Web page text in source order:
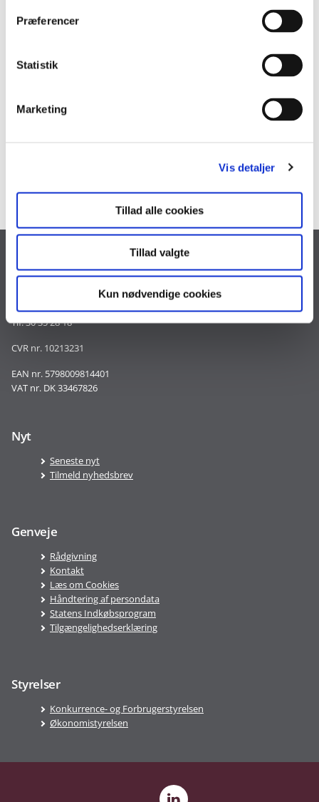
Præferencer
Statistik
Marketing
Vis detaljer
Tillad alle cookies
Tillad valgte
Kun nødvendige cookies
Skriv til Rådgivningsenheden.
Tlf. 30 35 28 18
CVR nr. 10213231
EAN nr. 5798009814401
VAT nr. DK 33467826
Nyt
Seneste nyt
Tilmeld nyhedsbrev
Genveje
Rådgivning
Kontakt
Læs om Cookies
Håndtering af persondata
Statens Indkøbsprogram
Tilgængelighedserklæring
Styrelser
Konkurrence- og Forbrugerstyrelsen
Økonomistyrelsen